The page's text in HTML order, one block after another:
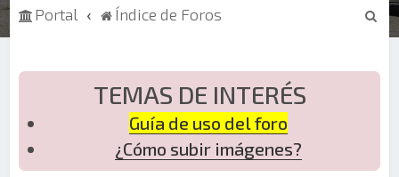
Portal Índice de Foros
B
TEMAS DE INTERÉS
Guía de uso del foro
¿Cómo subir imágenes?